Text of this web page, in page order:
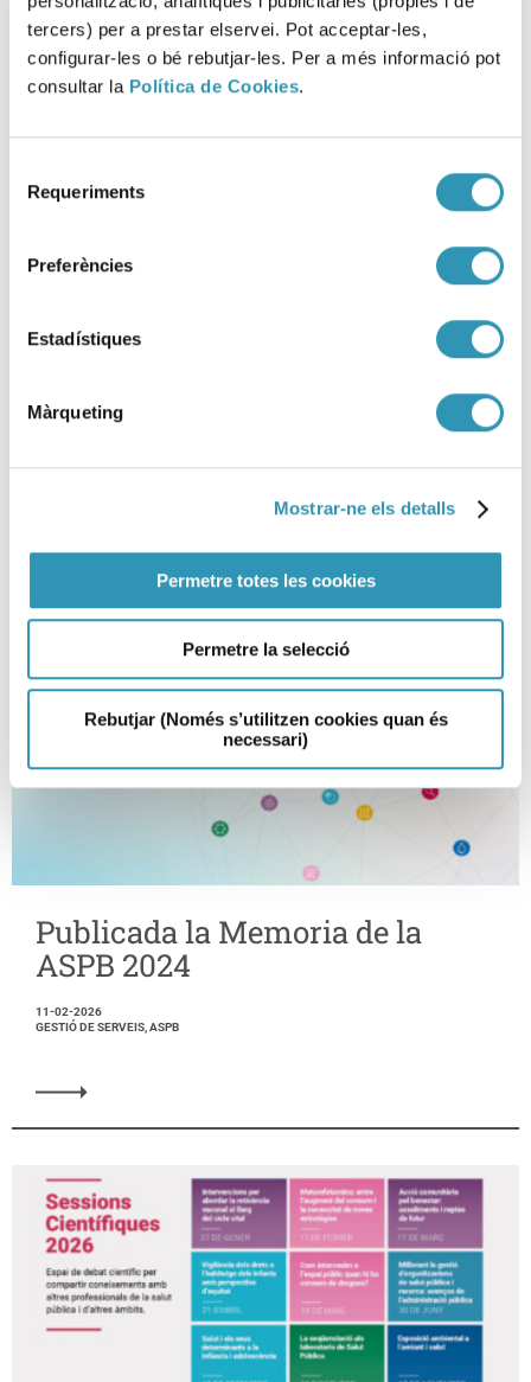
tercers) per a prestar elservei. Pot acceptar-les,
configurar-les o bé rebutjar-les. Per a més informació pot
consultar la Política de Cookies.
Requeriments
Preferències
Estadístiques
Màrqueting
Mostrar-ne els detalls
Permetre totes les cookies
Permetre la selecció
Rebutjar (Només s’utilitzen cookies quan és
necessari)
proyectos científicos que
Ayuntamiento de Barcelona y la
19-02-2026
Publicada la Memoria de la
ASPB 2024
11-02-2026
GESTIÓ DE SERVEIS, ASPB